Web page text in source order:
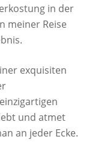
in der
meiner Reise
exquisiten
und atmet
an jeder Ecke.